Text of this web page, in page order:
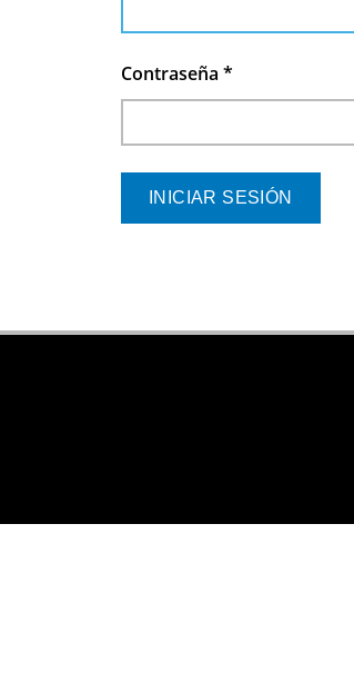
Contraseña *